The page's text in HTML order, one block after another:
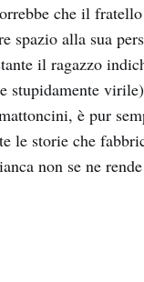
che il fratello
spazio alla sua
il ragazzo
stupidamente
è pur
le storie che
non se ne